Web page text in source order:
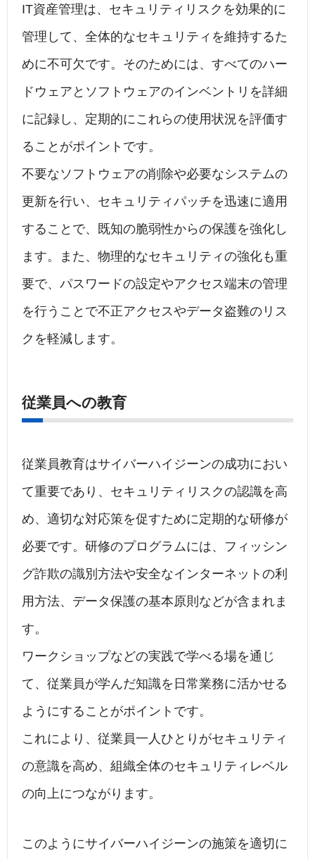
IT資産管理は、セキュリティリスクを効果的に
管理して、全体的なセキュリティを維持するた
めに不可欠です。そのためには、すべてのハー
ドウェアとソフトウェアのインベントリを詳細
に記録し、定期的にこれらの使用状況を評価す
ることがポイントです。
不要なソフトウェアの削除や必要なシステムの
更新を行い、セキュリティパッチを迅速に適用
することで、既知の脆弱性からの保護を強化し
ます。また、物理的なセキュリティの強化も重
要で、パスワードの設定やアクセス端末の管理
を行うことで不正アクセスやデータ盗難のリス
クを軽減します。
従業員への教育
従業員教育はサイバーハイジーンの成功におい
て重要であり、セキュリティリスクの認識を高
め、適切な対応策を促すために定期的な研修が
必要です。研修のプログラムには、フィッシン
グ詐欺の識別方法や安全なインターネットの利
用方法、データ保護の基本原則などが含まれま
す。
ワークショップなどの実践で学べる場を通じ
て、従業員が学んだ知識を日常業務に活かせる
ようにすることがポイントです。
これにより、従業員一人ひとりがセキュリティ
の意識を高め、組織全体のセキュリティレベル
の向上につながります。
このようにサイバーハイジーンの施策を適切に